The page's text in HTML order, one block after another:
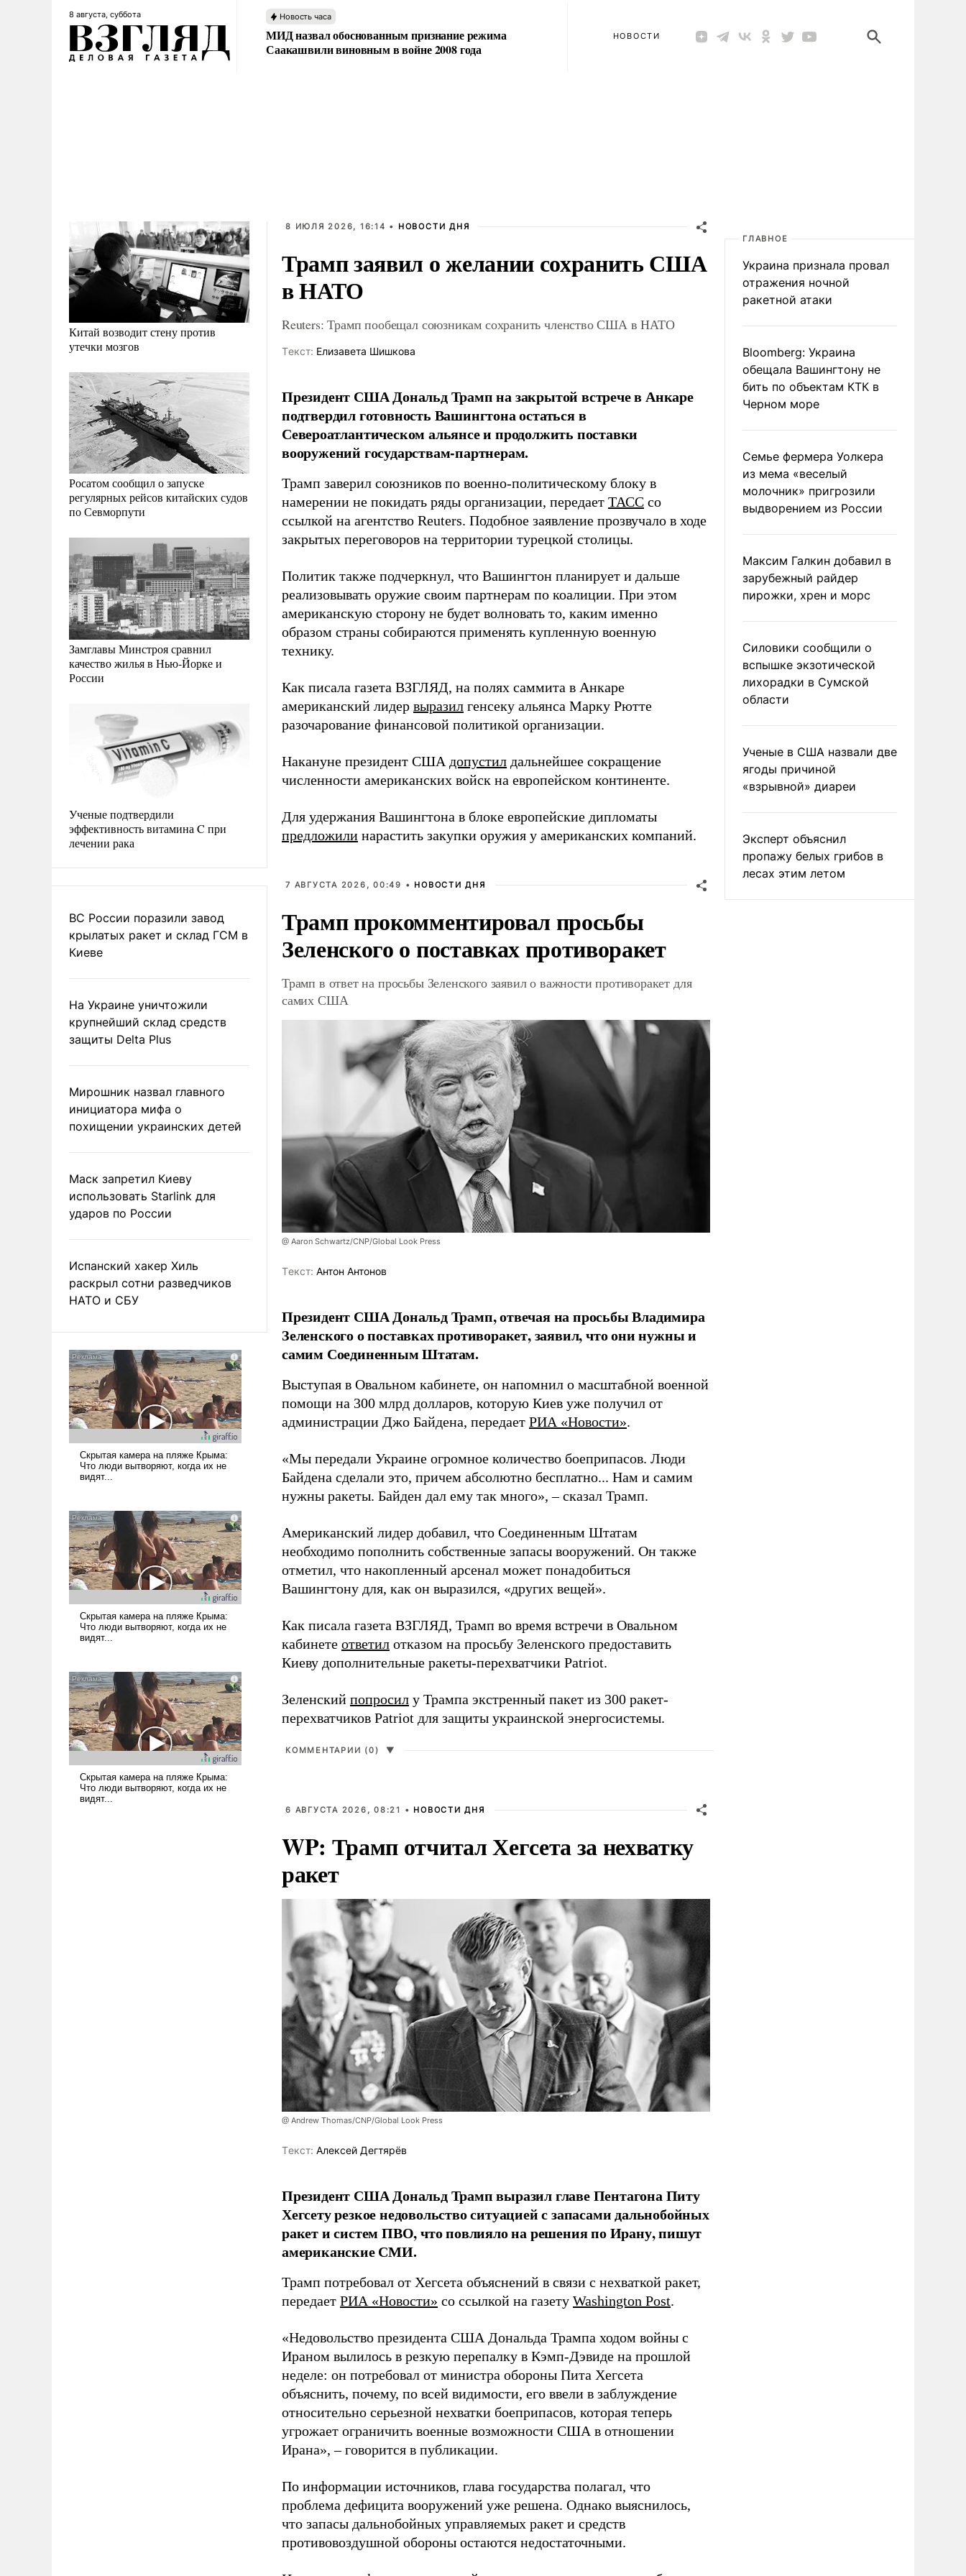
8 августа, суббота Новость часа
МИД назвал обоснованным признание режима
Саакашвили виновным в войне 2008 года
НОВОСТИ
Китай возводит стену против
утечки мозгов
Росатом сообщил о запуске
регулярных рейсов китайских судов
по Севморпути
Замглавы Минстроя сравнил
качество жилья в Нью-Йорке и
России
Ученые подтвердили
эффективность витамина C при
лечении рака
ВС России поразили завод
крылатых ракет и склад ГСМ в
Киеве
На Украине уничтожили
крупнейший склад средств
защиты Delta Plus
Мирошник назвал главного
инициатора мифа о
похищении украинских детей
Маск запретил Киеву
использовать Starlink для
ударов по России
Испанский хакер Хиль
раскрыл сотни разведчиков
НАТО и СБУ
8 ИЮЛЯ 2026, 16:14 • НОВОСТИ ДНЯ
Трамп заявил о желании сохранить США
в НАТО
Reuters: Трамп пообещал союзникам сохранить членство США в НАТО
Tекст: Елизавета Шишкова
Президент США Дональд Трамп на закрытой встрече в Анкаре
подтвердил готовность Вашингтона остаться в
Североатлантическом альянсе и продолжить поставки
вооружений государствам-партнерам.
Трамп заверил союзников по военно-политическому блоку в
намерении не покидать ряды организации, передает ТАСС со
ссылкой на агентство Reuters. Подобное заявление прозвучало в ходе
закрытых переговоров на территории турецкой столицы.
Политик также подчеркнул, что Вашингтон планирует и дальше
реализовывать оружие своим партнерам по коалиции. При этом
американскую сторону не будет волновать то, каким именно
образом страны собираются применять купленную военную
технику.
Как писала газета ВЗГЛЯД, на полях саммита в Анкаре
американский лидер выразил генсеку альянса Марку Рютте
разочарование финансовой политикой организации.
Накануне президент США допустил дальнейшее сокращение
численности американских войск на европейском континенте.
Для удержания Вашингтона в блоке европейские дипломаты
предложили нарастить закупки оружия у американских компаний.
7 АВГУСТА 2026, 00:49 • НОВОСТИ ДНЯ
Трамп прокомментировал просьбы
Зеленского о поставках противоракет
Трамп в ответ на просьбы Зеленского заявил о важности противоракет для
самих США
@ Aaron Schwartz/CNP/Global Look Press
Tекст: Антон Антонов
Президент США Дональд Трамп, отвечая на просьбы Владимира
Зеленского о поставках противоракет, заявил, что они нужны и
самим Соединенным Штатам.
Выступая в Овальном кабинете, он напомнил о масштабной военной
помощи на 300 млрд долларов, которую Киев уже получил от
администрации Джо Байдена, передает РИА «Новости».
«Мы передали Украине огромное количество боеприпасов. Люди
Байдена сделали это, причем абсолютно бесплатно... Нам и самим
нужны ракеты. Байден дал ему так много», – сказал Трамп.
Американский лидер добавил, что Соединенным Штатам
необходимо пополнить собственные запасы вооружений. Он также
отметил, что накопленный арсенал может понадобиться
Вашингтону для, как он выразился, «других вещей».
Как писала газета ВЗГЛЯД, Трамп во время встречи в Овальном
кабинете ответил отказом на просьбу Зеленского предоставить
Киеву дополнительные ракеты-перехватчики Patriot.
Зеленский попросил у Трампа экстренный пакет из 300 ракет-
перехватчиков Patriot для защиты украинской энергосистемы.
КОММЕНТАРИИ (0) ▼
6 АВГУСТА 2026, 08:21 • НОВОСТИ ДНЯ
WP: Трамп отчитал Хегсета за нехватку
ракет
@ Andrew Thomas/CNP/Global Look Press
Tекст: Алексей Дегтярёв
Президент США Дональд Трамп выразил главе Пентагона Питу
Хегсету резкое недовольство ситуацией с запасами дальнобойных
ракет и систем ПВО, что повлияло на решения по Ирану, пишут
американские СМИ.
Трамп потребовал от Хегсета объяснений в связи с нехваткой ракет,
передает РИА «Новости» со ссылкой на газету Washington Post.
«Недовольство президента США Дональда Трампа ходом войны с
Ираном вылилось в резкую перепалку в Кэмп-Дэвиде на прошлой
неделе: он потребовал от министра обороны Пита Хегсета
объяснить, почему, по всей видимости, его ввели в заблуждение
относительно серьезной нехватки боеприпасов, которая теперь
угрожает ограничить военные возможности США в отношении
Ирана», – говорится в публикации.
По информации источников, глава государства полагал, что
проблема дефицита вооружений уже решена. Однако выяснилось,
что запасы дальнобойных управляемых ракет и средств
противовоздушной обороны остаются недостаточными.
ГЛАВНОЕ
Украина признала провал
отражения ночной
ракетной атаки
Bloomberg: Украина
обещала Вашингтону не
бить по объектам КТК в
Черном море
Семье фермера Уолкера
из мема «веселый
молочник» пригрозили
выдворением из России
Максим Галкин добавил в
зарубежный райдер
пирожки, хрен и морс
Силовики сообщили о
вспышке экзотической
лихорадки в Сумской
области
Ученые в США назвали две
ягоды причиной
«взрывной» диареи
Эксперт объяснил
пропажу белых грибов в
лесах этим летом